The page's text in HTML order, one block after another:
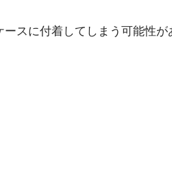
スに付着してしまう可能性が